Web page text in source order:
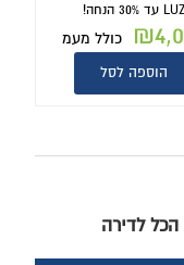
LUZ עד 30% הנחה!
₪ כולל מעמ
הוספה לסל
הכל לדירה